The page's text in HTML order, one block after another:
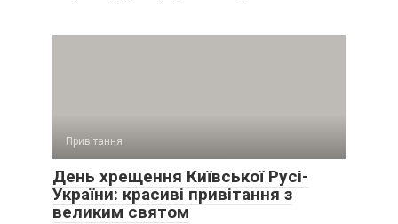
Привітання
День хрещення Київської Русі-
України: красиві привітання з
великим святом